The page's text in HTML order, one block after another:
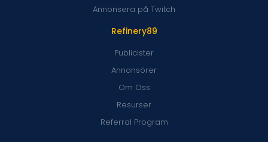
Refinery89
Publicister
Annonsörer
Om Oss
Resurser
Referral Program
Annonsera på Twitch